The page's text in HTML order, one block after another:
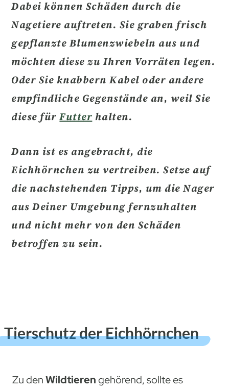
Dabei können Schäden durch die
Nagetiere auftreten. Sie graben frisch
gepflanzte Blumenzwiebeln aus und
möchten diese zu Ihren Vorräten legen.
Oder Sie knabbern Kabel oder andere
empfindliche Gegenstände an, weil Sie
diese fürFutterhalten.
Dann ist es angebracht, die
Eichhörnchen zu vertreiben. Setze auf
die nachstehenden Tipps, um die Nager
aus Deiner Umgebung fernzuhalten
und nicht mehr von den Schäden
betroffen zu sein.
Tierschutz der Eichhörnchen
Zu denWildtierengehörend, sollte es